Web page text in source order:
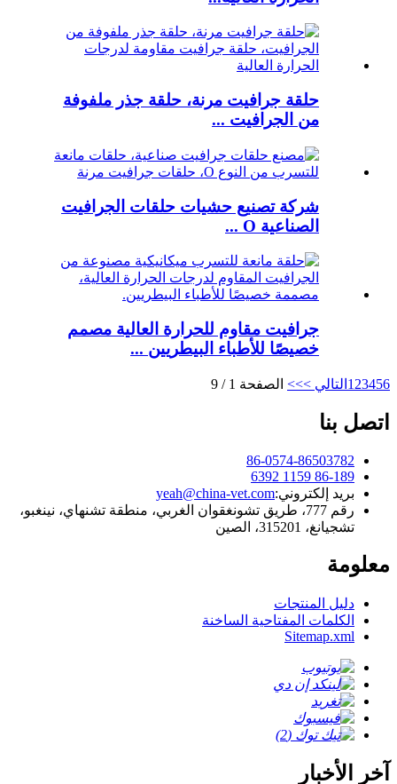
حلقة جرافيت مرنة، حلقة جذر ملفوفة
من الجرافيت ...
شركة تصنيع حشيات حلقات الجرافيت
الصناعية O ...
جرافيت مقاوم للحرارة العالية مصمم
خصيصًا للأطباء البيطريين ...
1 23456 التالي >>> الصفحة 1 / 9
اتصل بنا
86-0574-86503782
86-189 1159 6392
بريد إلكتروني:yeah@china-vet.com
رقم 777، طريق تشونغقوان الغربي، منطقة تشنهاي، نينغبو،
تشجيانغ، 315201، الصين
معلومة
دليل المنتجات
الكلمات المفتاحية الساخنة
Sitemap.xml
آخر الأخبار